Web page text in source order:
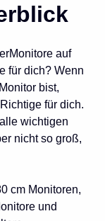
auf
für dich? Wenn
bist,
für dich.
wichtigen
nicht so groß,
cm Monitoren,
und